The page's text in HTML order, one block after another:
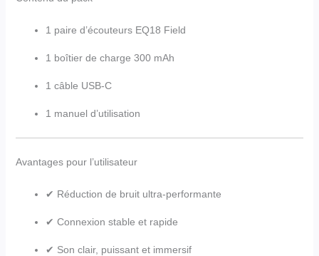
1 paire d’écouteurs EQ18 Field
1 boîtier de charge 300 mAh
1 câble USB-C
1 manuel d’utilisation
Avantages pour l’utilisateur
✔ Réduction de bruit ultra-performante
✔ Connexion stable et rapide
✔ Son clair, puissant et immersif